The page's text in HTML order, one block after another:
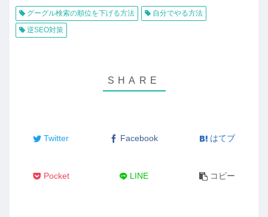
グーグル検索の順位を下げる方法
自分でやる方法
逆SEO対策
Twitter Facebook はてブ
Pocket LINE コピー